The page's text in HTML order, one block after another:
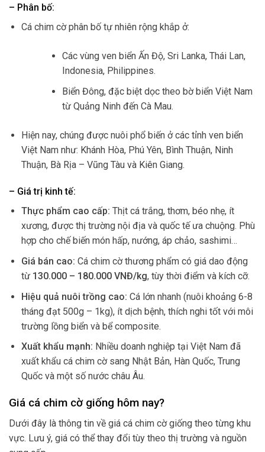
– Phân bố:
Cá chim cờ phân bố tự nhiên rộng khắp ở:
Các vùng ven biển Ấn Độ, Sri Lanka, Thái Lan,
Indonesia, Philippines.
Biển Đông, đặc biệt dọc theo bờ biển Việt Nam
từ Quảng Ninh đến Cà Mau.
Hiện nay, chúng được nuôi phổ biến ở các tỉnh ven biển
Việt Nam như: Khánh Hòa, Phú Yên, Bình Thuận, Ninh
Thuận, Bà Rịa – Vũng Tàu và Kiên Giang.
– Giá trị kinh tế:
Thực phẩm cao cấp: Thịt cá trắng, thơm, béo nhẹ, ít
xương, được thị trường nội địa và quốc tế ưa chuộng. Phù
hợp cho chế biến món hấp, nướng, áp chảo, sashimi…
Giá bán cao: Cá chim cờ thương phẩm có giá dao động
từ 130.000 – 180.000 VNĐ/kg, tùy thời điểm và kích cỡ.
Hiệu quả nuôi trồng cao: Cá lớn nhanh (nuôi khoảng 6-8
tháng đạt 500g – 1kg), ít dịch bệnh, thích nghi tốt với môi
trường lồng biển và bể composite.
Xuất khẩu mạnh: Nhiều doanh nghiệp tại Việt Nam đã
xuất khẩu cá chim cờ sang Nhật Bản, Hàn Quốc, Trung
Quốc và một số nước châu Âu.
Giá cá chim cờ giống hôm nay?
Dưới đây là thông tin về giá cá chim cờ giống theo từng khu
vực. Lưu ý, giá có thể thay đổi tùy theo thị trường và nguồn